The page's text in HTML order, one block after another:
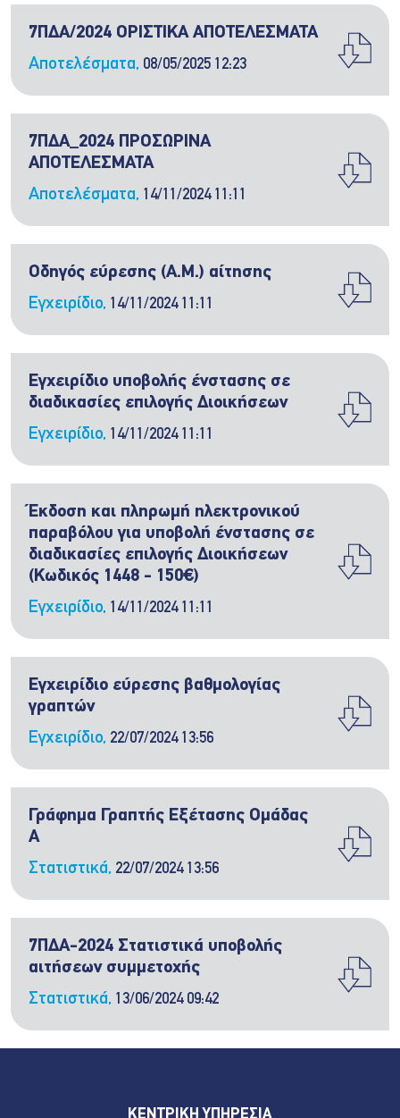
7ΠΔΑ/2024 ΟΡΙΣΤΙΚΑ ΑΠΟΤΕΛΕΣΜΑΤΑ
Αποτελέσματα, 08/05/2025 12:23
7ΠΔΑ_2024 ΠΡΟΣΩΡΙΝΑ
ΑΠΟΤΕΛΕΣΜΑΤΑ
Αποτελέσματα, 14/11/2024 11:11
Οδηγός εύρεσης (Α.Μ.) αίτησης
Εγχειρίδιο, 14/11/2024 11:11
Εγχειρίδιο υποβολής ένστασης σε
διαδικασίες επιλογής Διοικήσεων
Εγχειρίδιο, 14/11/2024 11:11
Έκδοση και πληρωμή ηλεκτρονικού
παραβόλου για υποβολή ένστασης σε
διαδικασίες επιλογής Διοικήσεων
(Κωδικός 1448 - 150€)
Εγχειρίδιο, 14/11/2024 11:11
Εγχειρίδιο εύρεσης βαθμολογίας
γραπτών
Εγχειρίδιο, 22/07/2024 13:56
Γράφημα Γραπτής Εξέτασης Ομάδας
Α
Στατιστικά, 22/07/2024 13:56
7ΠΔΑ-2024 Στατιστικά υποβολής
αιτήσεων συμμετοχής
Στατιστικά, 13/06/2024 09:42
ΚΕΝΤΡΙΚΗ ΥΠΗΡΕΣΙΑ